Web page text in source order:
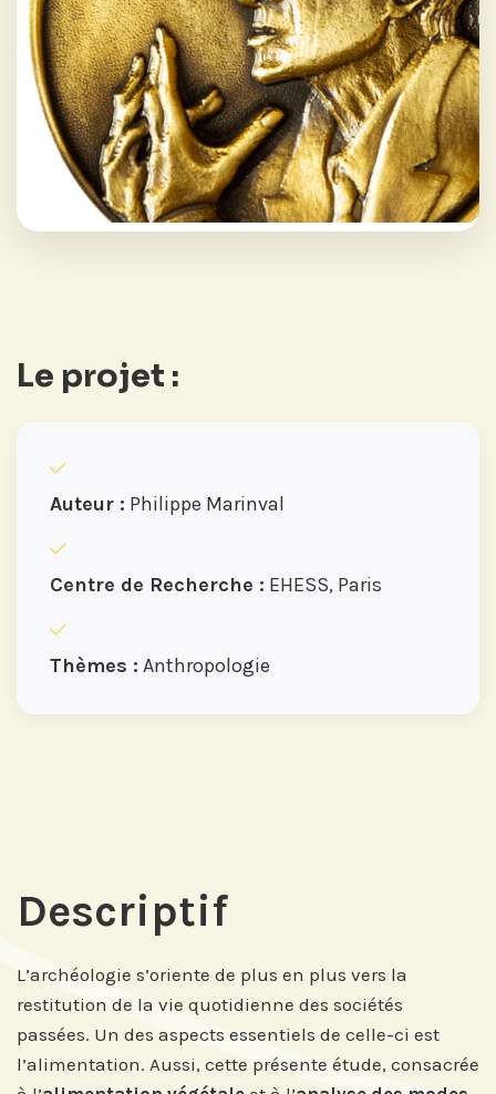
Le projet :
Auteur : Philippe Marinval
Centre de Recherche : EHESS, Paris
Thèmes : Anthropologie
Descriptif
L’archéologie s’oriente de plus en plus vers la
restitution de la vie quotidienne des sociétés
passées. Un des aspects essentiels de celle-ci est
l’alimentation. Aussi, cette présente étude, consacrée